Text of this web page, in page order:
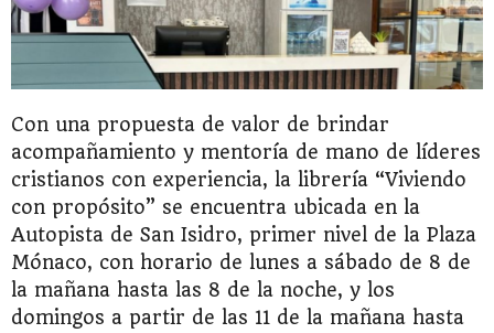
Con una propuesta de valor de brindar
acompañamiento y mentoría de mano de líderes
cristianos con experiencia, la librería “Viviendo
con propósito” se encuentra ubicada en la
Autopista de San Isidro, primer nivel de la Plaza
Mónaco, con horario de lunes a sábado de 8 de
la mañana hasta las 8 de la noche, y los
domingos a partir de las 11 de la mañana hasta